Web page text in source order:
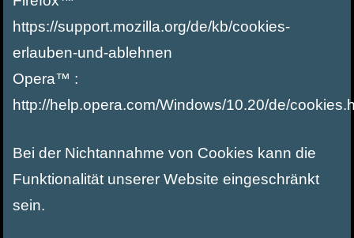
https://support.mozilla.org/de/kb/cookies-
erlauben-und-ablehnen
Opera™ :
http://help.opera.com/Windows/10.20/de/
Bei der Nichtannahme von Cookies kann die
Funktionalität unserer Website eingeschränkt
sein.